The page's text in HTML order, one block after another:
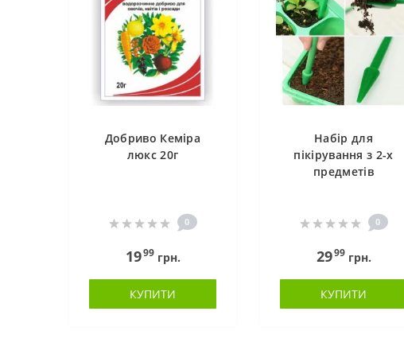
Добриво Кеміра
люкс 20г
0
1999грн.
КУПИТИ
Набір для
пікірування з 2-х
предметів
0
2999грн.
КУПИТИ